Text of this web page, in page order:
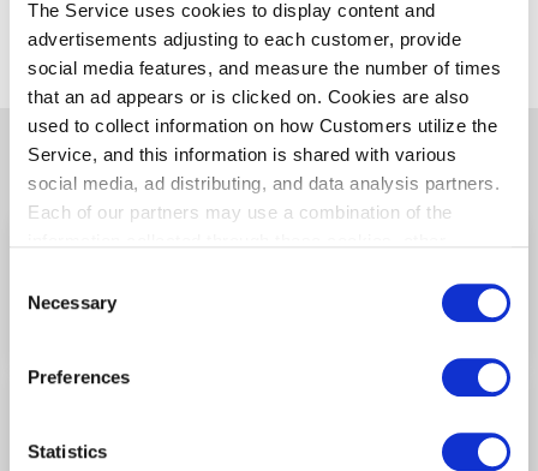
The Service uses cookies to display content and
advertisements adjusting to each customer, provide
social media features, and measure the number of times
that an ad appears or is clicked on. Cookies are also
used to collect information on how Customers utilize the
Service, and this information is shared with various
social media, ad distributing, and data analysis partners.
Each of our partners may use a combination of the
well as other information collected by our partners when
Please see
Selection
Necessary
Preferences
Statistics
他のお店を探す
関連する他の店舗
TIAT DUTY FREE 予約品引き渡しカウンター
(セキュリティチェック